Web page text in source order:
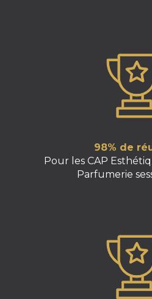
98% de
Pour les CAP
Parfumerie